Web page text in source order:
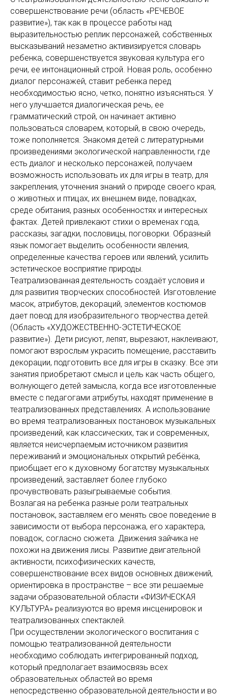
совершенствование речи (область «РЕЧЕВОЕ
развитие»), так как в процессе работы над
выразительностью реплик персонажей, собственных
высказываний незаметно активизируется словарь
ребенка, совершенствуется звуковая культура его
речи, ее интонационный строй. Новая роль, особенно
диалог персонажей, ставит ребенка перед
необходимостью ясно, четко, понятно изъясняться. У
него улучшается диалогическая речь, ее
грамматический строй, он начинает активно
пользоваться словарем, который, в свою очередь,
тоже пополняется. Знакомя детей с литературными
произведениями экологической направленности, где
есть диалог и несколько персонажей, получаем
возможность использовать их для игры в театр, для
закрепления, уточнения знаний о природе своего края,
о животных и птицах, их внешнем виде, повадках,
среде обитания, разных особенностях и интересных
фактах. Детей привлекают стихи о временах года,
рассказы, загадки, пословицы, поговорки. Образный
язык помогает выделить особенности явления,
определенные качества героев или явлений, усилить
эстетическое восприятие природы.
Театрализованная деятельность создаёт условия и
для развития творческих способностей. Изготовление
масок, атрибутов, декораций, элементов костюмов
дает повод для изобразительного творчества детей.
(Область «ХУДОЖЕСТВЕННО-ЭСТЕТИЧЕСКОЕ
развитие»). Дети рисуют, лепят, вырезают, наклеивают,
помогают взрослым украсить помещение, расставить
декорации, подготовить все для игры в сказку. Все эти
занятия приобретают смысл и цель как часть общего,
волнующего детей замысла, когда все изготовленные
вместе с педагогами атрибуты, находят применение в
театрализованных представлениях. А использование
во время театрализованных постановок музыкальных
произведений, как классических, так и современных,
является неисчерпаемым источником развития
переживаний и эмоциональных открытий ребёнка,
приобщает его к духовному богатству музыкальных
произведений, заставляет более глубоко
прочувствовать разыгрываемые события.
Возлагая на ребенка разные роли театральных
постановок, заставляем его менять свое поведение в
зависимости от выбора персонажа, его характера,
повадок, согласно сюжета. Движения зайчика не
похожи на движения лисы. Развитие двигательной
активности, психофизических качеств,
совершенствование всех видов основных движений,
ориентировка в пространстве – все эти решаемые
задачи образовательной области «ФИЗИЧЕСКАЯ
КУЛЬТУРА» реализуются во время инсценировок и
театрализованных спектаклей.
При осуществлении экологического воспитания с
помощью театрализованной деятельности
необходимо соблюдать интегрированный подход,
который предполагает взаимосвязь всех
образовательных областей во время
непосредственно образовательной деятельности и во